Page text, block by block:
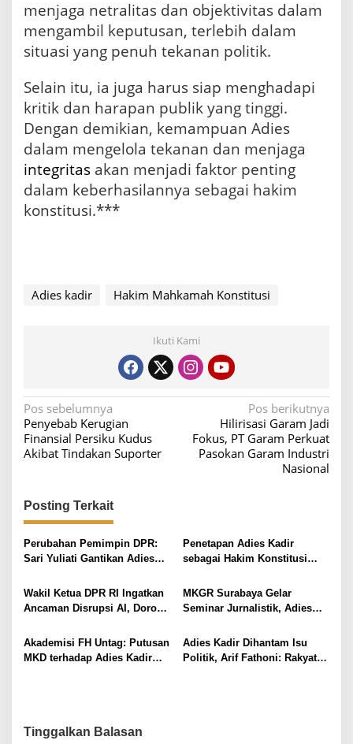
menjaga netralitas dan objektivitas dalam
mengambil keputusan, terlebih dalam
situasi yang penuh tekanan politik.
Selain itu, ia juga harus siap menghadapi
kritik dan harapan publik yang tinggi.
Dengan demikian, kemampuan Adies
dalam mengelola tekanan dan menjaga
integritas akan menjadi faktor penting
dalam keberhasilannya sebagai hakim
konstitusi.***
Adies kadir Hakim Mahkamah Konstitusi
Ikuti Kami
N
a
v
g
a
s
i
o
Pos sebelumnya
Penyebab Kerugian
Finansial Persiku Kudus
Akibat Tindakan Suporter
Pos berikutnya
Hilirisasi Garam Jadi
Fokus, PT Garam Perkuat
Pasokan Garam Industri
Nasional
Posting Terkait
Perubahan Pemimpin DPR:
Sari Yuliati Gantikan Adies
Penetapan Adies Kadir
sebagai Hakim Konstitusi
Wakil Ketua DPR RI Ingatkan
Ancaman Disrupsi AI, Dorong
Surabaya
MKGR Surabaya Gelar
Seminar Jurnalistik, Adies
Edukatif Bagi Masyarakat
Akademisi FH Untag: Putusan
MKD terhadap Adies Kadir
Adies Kadir Dihantam Isu
Politik, Arif Fathoni: Rakyat
Tinggalkan Balasan